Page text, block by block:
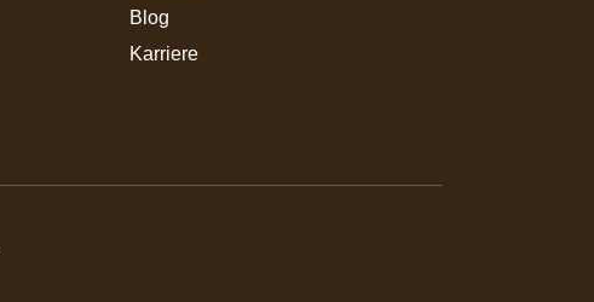
Blog
Karriere